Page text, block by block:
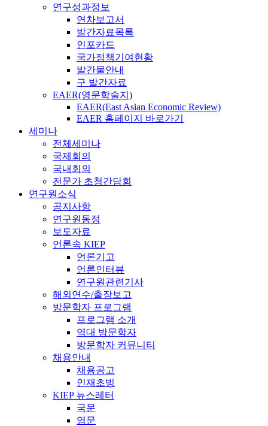
연구성과정보
연차보고서
발간자료목록
인포카드
국가정책기여현황
발간물안내
구 발간자료
EAER(영문학술지)
EAER(East Asian Economic Review)
EAER 홈페이지 바로가기
세미나
전체세미나
국제회의
국내회의
전문가 초청간담회
연구원소식
공지사항
연구원동정
보도자료
언론속 KIEP
언론기고
언론인터뷰
연구원관련기사
해외연수/출장보고
방문학자 프로그램
프로그램 소개
역대 방문학자
방문학자 커뮤니티
채용안내
채용공고
인재초빙
KIEP 뉴스레터
국문
영문